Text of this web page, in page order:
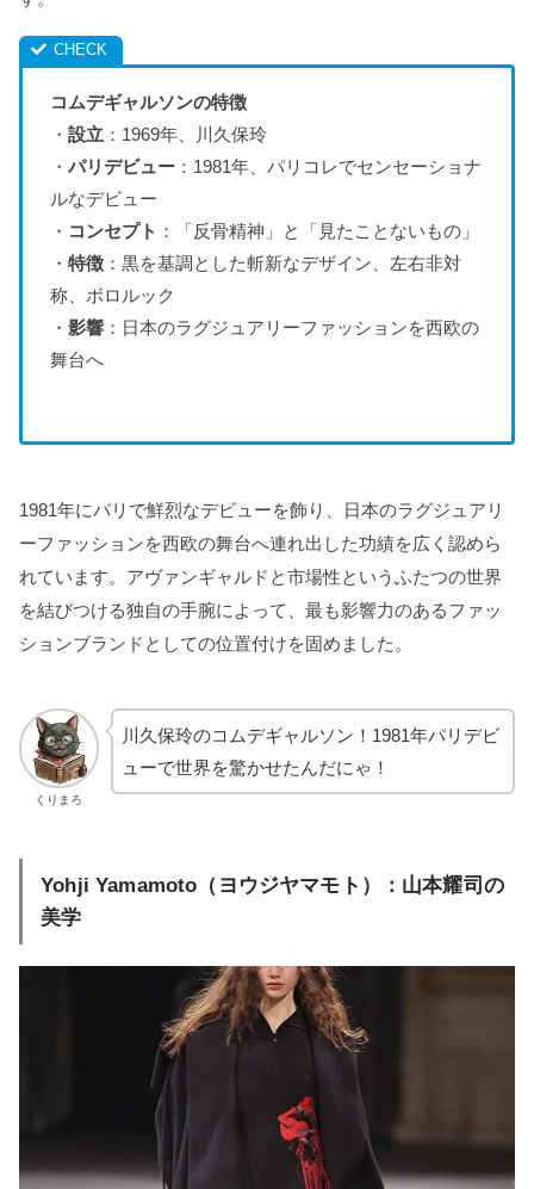
コムデギャルソンの特徴
・ 設立：1969年、川久保玲
・ パリデビュー：1981年、パリコレでセンセーショナ
ルなデビュー
・ コンセプト ：「反骨精神」と「見たことないもの」
・ 特徴：黒を基調とした斬新なデザイン、左右非対
称、ボロルック
・ 影響：日本のラグジュアリーファッションを西欧の
舞台へ
1981年にパリで鮮烈なデビューを飾り、日本のラグジュアリ
ーファッションを西欧の舞台へ連れ出した功績を広く認めら
れています。アヴァンギャルドと市場性というふたつの世界
を結びつける独自の手腕によって、最も影響力のあるファッ
ションブランドとしての位置付けを固めました。
くりまろ
川久保玲のコムデギャルソン！1981年パリデビ
ューで世界を驚かせたんだにゃ！
Yohji Yamamoto（ヨウジヤマモト）：山本耀司の
美学